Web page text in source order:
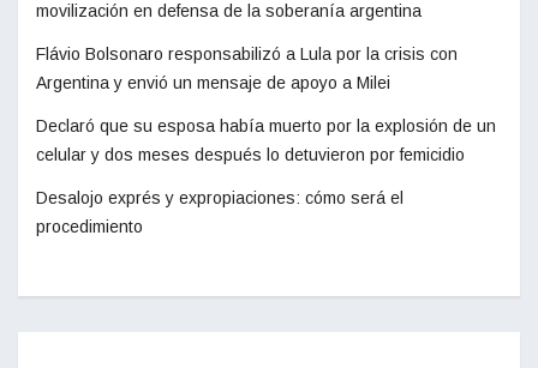
movilización en defensa de la soberanía argentina
Flávio Bolsonaro responsabilizó a Lula por la crisis con
Argentina y envió un mensaje de apoyo a Milei
Declaró que su esposa había muerto por la explosión de un
celular y dos meses después lo detuvieron por femicidio
Desalojo exprés y expropiaciones: cómo será el
procedimiento